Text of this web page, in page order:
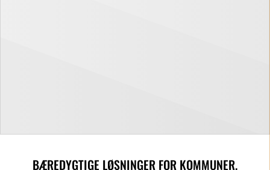
BÆREDYGTIGE LØSNINGER FOR KOMMUNER.